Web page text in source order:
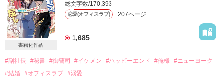
♡　さとみっち様、レビューありがとうございました！
作品を読む
✕
自分を犠牲にしてつつましく生きる
貧乏女子の清掃員
これは
書籍化作品
総文字数/170,393
恋愛(オフィスラブ) 207ページ
1,685
#副社長 #秘書 #御曹司 #イケメン #ハッピーエンド #俺様
#ニューヨーク
#結婚 #オフィスラブ #溺愛